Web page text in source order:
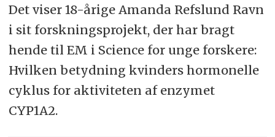
Det viser 18-årige Amanda Refslund Ravn
i sit forskningsprojekt, der har bragt
hende til EM i Science for unge forskere:
Hvilken betydning kvinders hormonelle
cyklus for aktiviteten af enzymet
CYP1A2.